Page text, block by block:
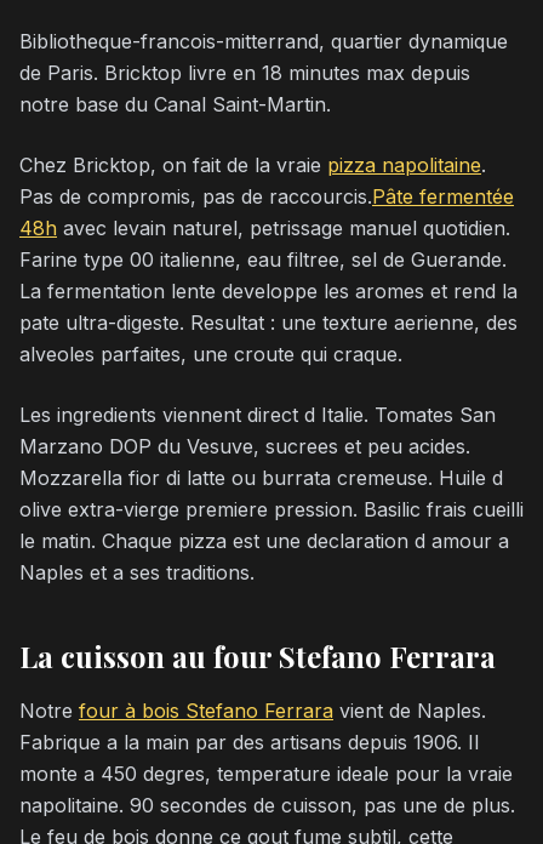
Bibliotheque-francois-mitterrand, quartier dynamique
de Paris. Bricktop livre en 18 minutes max depuis
notre base du Canal Saint-Martin.
Chez Bricktop, on fait de la vraie pizza napolitaine.
Pas de compromis, pas de raccourcis.Pâte fermentée
48h avec levain naturel, petrissage manuel quotidien.
Farine type 00 italienne, eau filtree, sel de Guerande.
La fermentation lente developpe les aromes et rend la
pate ultra-digeste. Resultat : une texture aerienne, des
alveoles parfaites, une croute qui craque.
Les ingredients viennent direct d Italie. Tomates San
Marzano DOP du Vesuve, sucrees et peu acides.
Mozzarella fior di latte ou burrata cremeuse. Huile d
olive extra-vierge premiere pression. Basilic frais cueilli
le matin. Chaque pizza est une declaration d amour a
Naples et a ses traditions.
La cuisson au four Stefano Ferrara
Notre four à bois Stefano Ferrara vient de Naples.
Fabrique a la main par des artisans depuis 1906. Il
monte a 450 degres, temperature ideale pour la vraie
napolitaine. 90 secondes de cuisson, pas une de plus.
Le feu de bois donne ce gout fume subtil, cette